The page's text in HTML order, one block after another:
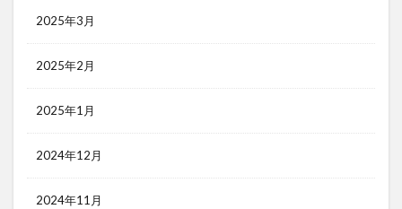
2025年3月
2025年2月
2025年1月
2024年12月
2024年11月